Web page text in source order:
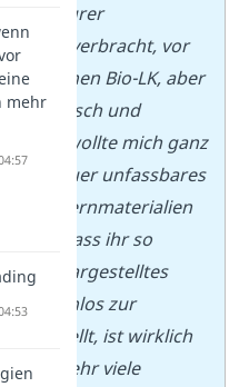
auf eurer
verbracht, vor
für meinen Bio-LK, aber
Deutsch und
Ich wollte mich ganz
für euer unfassbares
an Lernmaterialien
Dass ihr so
dargestelltes
kostenlos zur
stellt, istwirklich
für sehr viele
mehr